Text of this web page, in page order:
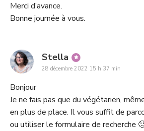
Merci d’avance.
Bonne journée à vous.
Stella says:
28 décembre 2022 15 h 37 min
Bonjour
Je ne fais pas que du végétarien,
en plus de place. Il vous suffit de
ou utiliser le formulaire de recherche